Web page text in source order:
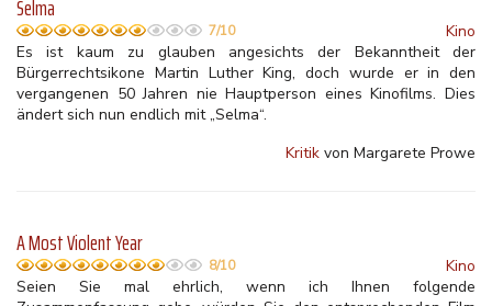
Selma
7/10
Kino
Es ist kaum zu glauben angesichts der Bekanntheit der
Bürgerrechtsikone Martin Luther King, doch wurde er in den
vergangenen 50 Jahren nie Hauptperson eines Kinofilms. Dies
ändert sich nun endlich mit „Selma“.
Kritik von Margarete Prowe
A Most Violent Year
8/10
Kino
Seien Sie mal ehrlich, wenn ich Ihnen folgende